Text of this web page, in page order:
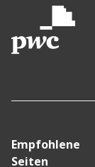
Empfohlene
Seiten